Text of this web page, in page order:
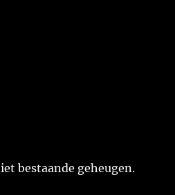
bestaande geheugen.